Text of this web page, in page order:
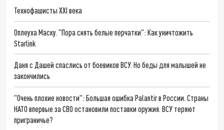
Технофашисты XXI века
Оплеуха Маску. "Пора снять белые перчатки": Как уничтожить
Starlink
Даня с Дашей спаслись от боевиков ВСУ. Но беды для малышей не
закончились
"Очень плохие новости": Большая ошибка Palantir в России. Страны
НАТО впервые за СВО остановили поставки оружия. ВСУ теряют
приграничье?